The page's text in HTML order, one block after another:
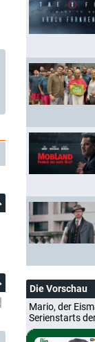
Die Vorschau
Mario, der
Serienstarts